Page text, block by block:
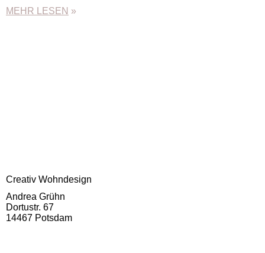
MEHR LESEN »
Creativ Wohndesign
Andrea Grühn
Dortustr. 67
14467 Potsdam